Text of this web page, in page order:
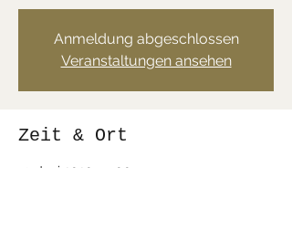
Anmeldung abgeschlossen
Veranstaltungen ansehen
Zeit & Ort
13. Juni 2020, 14:00